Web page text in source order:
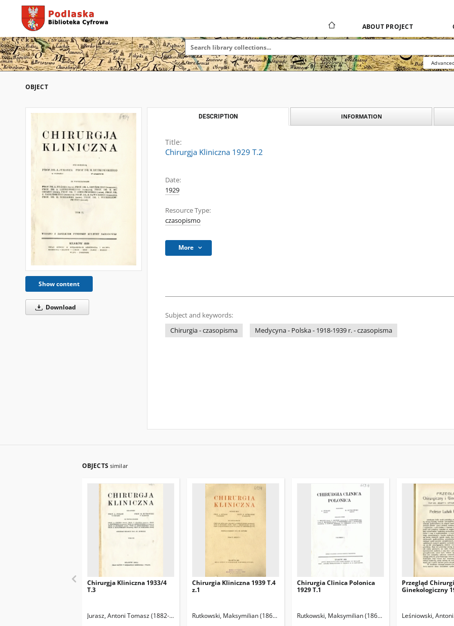
ABOUT PROJECT
OBJECT
Show content
Download
DESCRIPTION INFORMATION
Title:
Chirurgja Kliniczna 1929 T.2
Date:
1929
Resource Type:
czasopismo
More
Subject and keywords:
Chirurgia - czasopisma
Medycyna - Polska - 1918-1939 r. - czasopisma
OBJECTS similar
Chirurgja Kliniczna 1933/4
T.3
Jurasz, Antoni Tomasz (1882-1961). Red. Rutkowski, Maksymilian (1867-1947). Red.
Chirurgia Kliniczna 1939 T.4
z.1
Rutkowski, Maksymilian (1867-1947). Red. Jurasz, Antoni Tomasz (1882-1961). Red.
Chirurgia Clinica Polonica
1929 T.1
Rutkowski, Maksymilian (1867-1947). Red. Jurasz,
Przegląd
Ginekologiczny
Leśniowski,